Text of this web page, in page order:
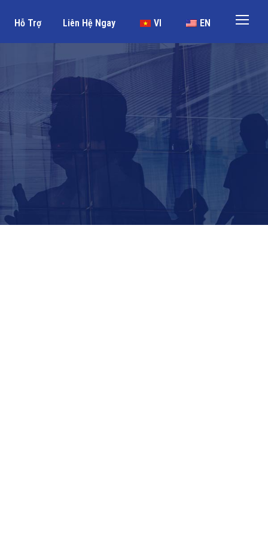
Hỗ Trợ Liên Hệ Ngay VI EN